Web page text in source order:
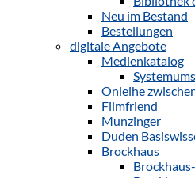
Neu im Bestand
Bestellungen
digitale Angebote
Medienkatalog
Onleihe
Filmfriend
Munzinger
Duden
Brockhaus